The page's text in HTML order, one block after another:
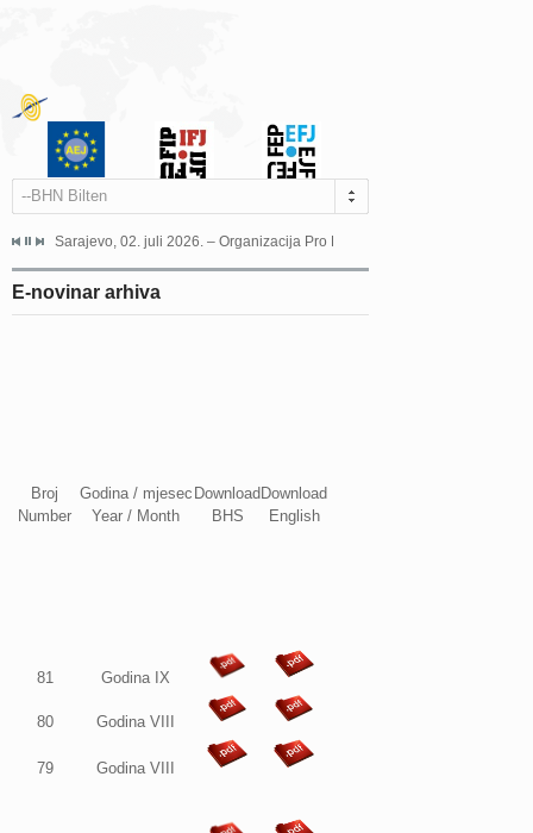
--BHN Bilten
Grada Sarajeva povodom Dana Sarajeva dugogodišnjoj...
Sarajevo, 02. juli 2026. – Organizacija Pro Educa juče je uspješno
E-novinar arhiva
Broj
Number
Godina / mjesec
Year / Month
Download
BHS
Download
English
81 Godina IX
80 Godina VIII
79 Godina VIII